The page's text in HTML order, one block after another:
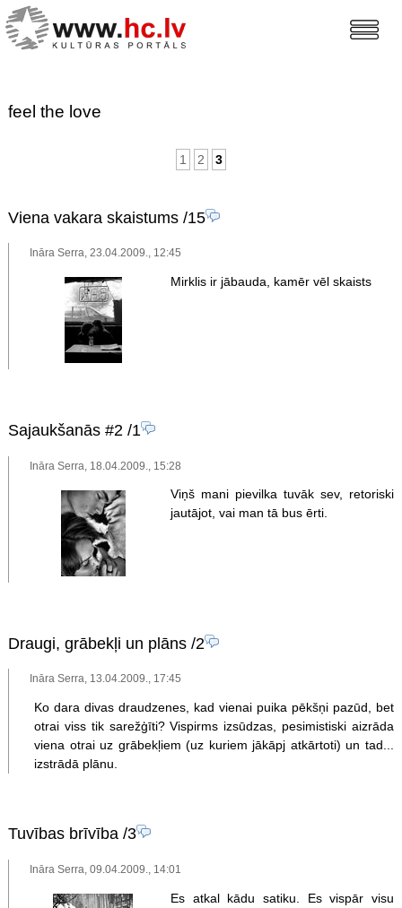
feel the love
1 2 3
Viena vakara skaistums/15
Ināra Serra, 23.04.2009., 12:45
Mirklis ir jābauda, kamēr vēl skaists
Sajaukšanās #2/1
Ināra Serra, 18.04.2009., 15:28
Viņš mani pievilka tuvāk sev, retoriski
jautājot, vai man tā bus ērti.
Draugi, grābekļi un plāns/2
Ināra Serra, 13.04.2009., 17:45
Ko dara divas draudzenes, kad vienai puika pēkšņi pazūd, bet
otrai viss tik sarežģīti? Vispirms izsūdzas, pesimistiski aizrāda
viena otrai uz grābekļiem (uz kuriem jākāpj atkārtoti) un tad...
izstrādā plānu.
Tuvības brīvība/3
Ināra Serra, 09.04.2009., 14:01
Es atkal kādu satiku. Es vispār visu